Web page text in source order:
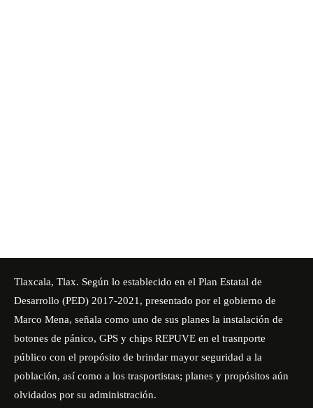
Tlaxcala, Tlax. Según lo establecido en el Plan Estatal de
Desarrollo (PED) 2017-2021, presentado por el gobierno de
Marco Mena, señala como uno de sus planes la instalación de
botones de pánico, GPS y chips REPUVE en el trasnporte
público con el propósito de brindar mayor seguridad a la
población, así como a los trasportistas; planes y propósitos aún
olvidados por su administración.